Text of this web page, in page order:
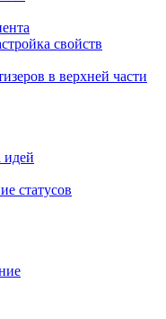
свойств
в верхней части
статусов